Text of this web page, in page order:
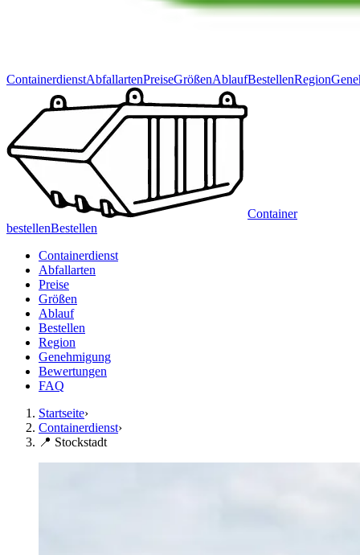
ContainerdienstAbfallartenPreiseGrößenAblaufBestellenRegion
Container
bestellenBestellen
Containerdienst
Abfallarten
Preise
Größen
Ablauf
Bestellen
Region
Genehmigung
Bewertungen
FAQ
Startseite›
Containerdienst›
📍 Stockstadt